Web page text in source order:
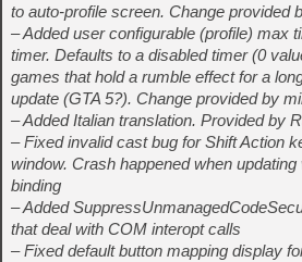
to auto-profile screen. Change provided
– Added user configurable (profile) max
timer. Defaults to a disabled timer (0
games that hold a rumble effect for a
update (GTA 5?). Change provided by
– Added Italian translation. Provided by
– Fixed invalid cast bug for Shift Action
window. Crash happened when
binding
– Added
that deal with COM interopt calls
– Fixed default button mapping display